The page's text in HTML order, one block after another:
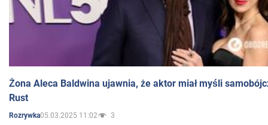
Żona Aleca Baldwina ujawnia, że aktor miał myśli
Rust
Rozrywka05.03.2025 11:02 3